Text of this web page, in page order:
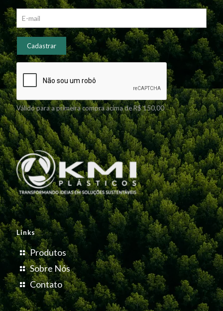
Válido para a primeira compra acima de R$ 150,00
Links
Produtos
Sobre Nós
Contato